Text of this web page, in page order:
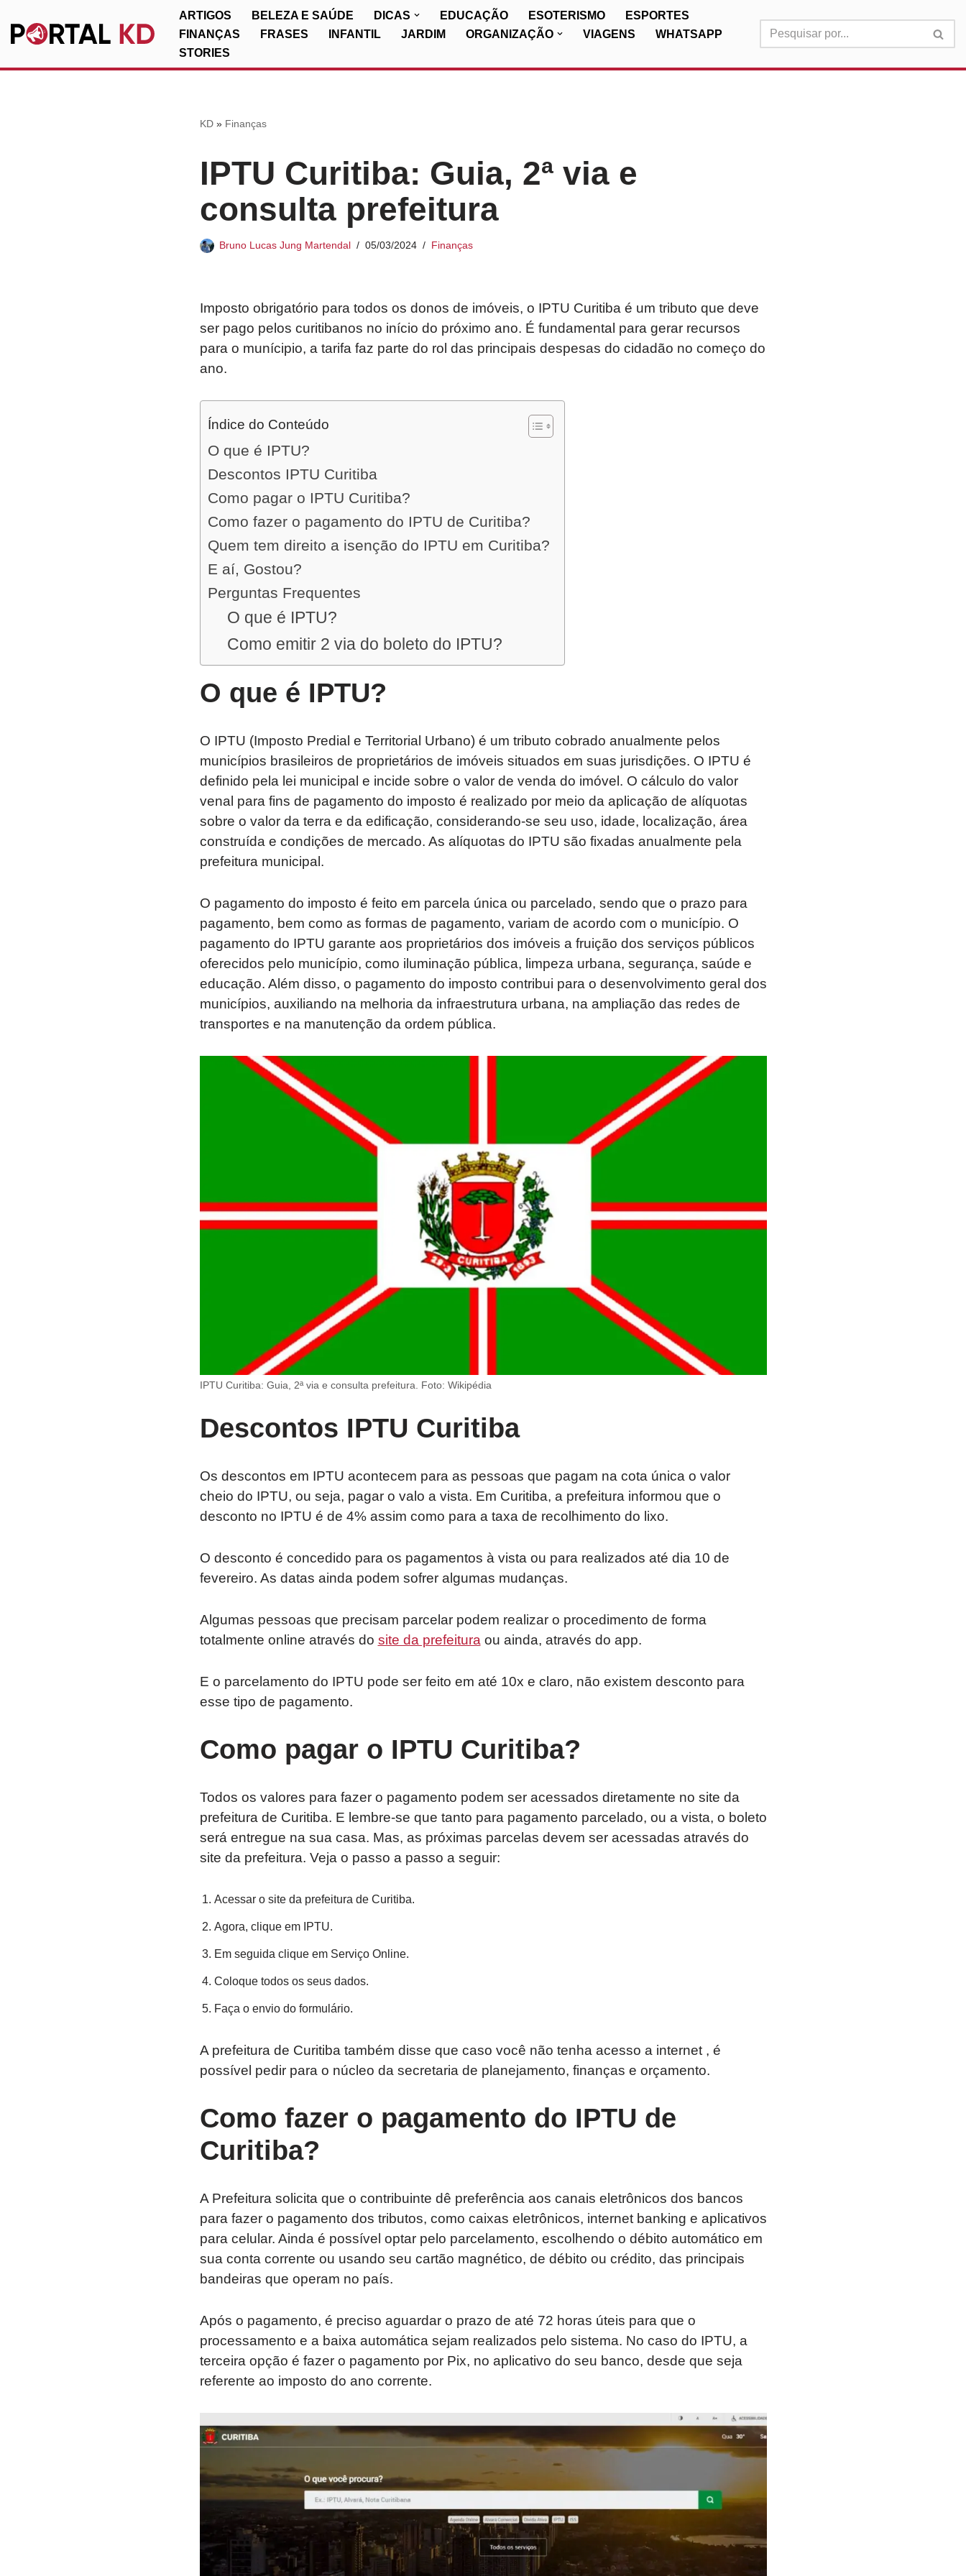
Pular
ARTIGOS BELEZA E SAÚDE DICAS EDUCAÇÃO ESOTERISMO
ESPORTES
FINANÇAS
FRASES INFANTIL JARDIM ORGANIZAÇÃO VIAGENS
WHATSAPP
STORIES
KD» Finanças
IPTU Curitiba: Guia, 2ª via e
consulta prefeitura
Bruno Lucas Jung Martendal 05/03/2024 Finanças
Imposto obrigatório para todos os donos de imóveis, o IPTU Curitiba é um tributo que deve
ser pago pelos curitibanos no início do próximo ano. É fundamental para gerar recursos
para o munícipio, a tarifa faz parte do rol das principais despesas do cidadão no começo do
ano.
Índice do Conteúdo
O que é IPTU?
Descontos IPTU Curitiba
Como pagar o IPTU Curitiba?
Como fazer o pagamento do IPTU de Curitiba?
Quem tem direito a isenção do IPTU em Curitiba?
E aí, Gostou?
Perguntas Frequentes
O que é IPTU?
Como emitir 2 via do boleto do IPTU?
O que é IPTU?
O IPTU (Imposto Predial e Territorial Urbano) é um tributo cobrado anualmente pelos
municípios brasileiros de proprietários de imóveis situados em suas jurisdições. O IPTU é
definido pela lei municipal e incide sobre o valor de venda do imóvel. O cálculo do valor
venal para fins de pagamento do imposto é realizado por meio da aplicação de alíquotas
sobre o valor da terra e da edificação, considerando-se seu uso, idade, localização, área
construída e condições de mercado. As alíquotas do IPTU são fixadas anualmente pela
prefeitura municipal.
O pagamento do imposto é feito em parcela única ou parcelado, sendo que o prazo para
pagamento, bem como as formas de pagamento, variam de acordo com o município. O
pagamento do IPTU garante aos proprietários dos imóveis a fruição dos serviços públicos
oferecidos pelo município, como iluminação pública, limpeza urbana, segurança, saúde e
educação. Além disso, o pagamento do imposto contribui para o desenvolvimento geral dos
municípios, auxiliando na melhoria da infraestrutura urbana, na ampliação das redes de
transportes e na manutenção da ordem pública.
IPTU Curitiba: Guia, 2ª via e consulta prefeitura. Foto: Wikipédia
Descontos IPTU Curitiba
Os descontos em IPTU acontecem para as pessoas que pagam na cota única o valor
cheio do IPTU, ou seja, pagar o valo a vista. Em Curitiba, a prefeitura informou que o
desconto no IPTU é de 4% assim como para a taxa de recolhimento do lixo.
O desconto é concedido para os pagamentos à vista ou para realizados até dia 10 de
fevereiro. As datas ainda podem sofrer algumas mudanças.
Algumas pessoas que precisam parcelar podem realizar o procedimento de forma
totalmente online através do site da prefeitura ou ainda, através do app.
E o parcelamento do IPTU pode ser feito em até 10x e claro, não existem desconto para
esse tipo de pagamento.
Como pagar o IPTU Curitiba?
Todos os valores para fazer o pagamento podem ser acessados diretamente no site da
prefeitura de Curitiba. E lembre-se que tanto para pagamento parcelado, ou a vista, o boleto
será entregue na sua casa. Mas, as próximas parcelas devem ser acessadas através do
site da prefeitura. Veja o passo a passo a seguir:
Acessar o site da prefeitura de Curitiba.
Agora, clique em IPTU.
Em seguida clique em Serviço Online.
Coloque todos os seus dados.
Faça o envio do formulário.
A prefeitura de Curitiba também disse que caso você não tenha acesso a internet , é
possível pedir para o núcleo da secretaria de planejamento, finanças e orçamento.
Como fazer o pagamento do IPTU de
Curitiba?
A Prefeitura solicita que o contribuinte dê preferência aos canais eletrônicos dos bancos
para fazer o pagamento dos tributos, como caixas eletrônicos, internet banking e aplicativos
para celular. Ainda é possível optar pelo parcelamento, escolhendo o débito automático em
sua conta corrente ou usando seu cartão magnético, de débito ou crédito, das principais
bandeiras que operam no país.
Após o pagamento, é preciso aguardar o prazo de até 72 horas úteis para que o
processamento e a baixa automática sejam realizados pelo sistema. No caso do IPTU, a
terceira opção é fazer o pagamento por Pix, no aplicativo do seu banco, desde que seja
referente ao imposto do ano corrente.